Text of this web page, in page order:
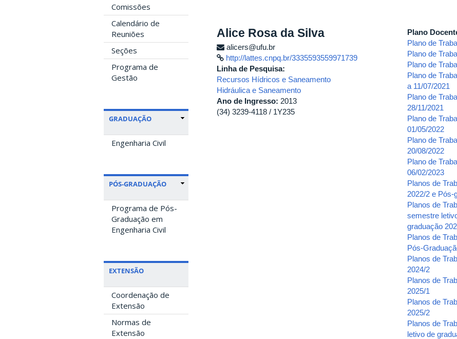
Comissões
Calendário de
Reuniões
Seções
Programa de
Gestão
GRADUAÇÃO
Engenharia Civil
PÓS-GRADUAÇÃO
Programa de Pós-
Graduação em
Engenharia Civil
EXTENSÃO
Coordenação de
Extensão
Normas de
Extensão
Alice Rosa da Silva
alicers@ufu.br
http://lattes.cnpq.br/3335593559971739
Linha de Pesquisa:
Recursos Hídricos e Saneamento
Hidráulica e Saneamento
Ano de Ingresso: 2013
(34) 3239-4118 / 1Y235
Plano
Plano de
Plano de
Plano de
Plano de
a 11/07/2021
Plano de
28/11/2021
Plano de
01/05/2022
Plano de
20/08/2022
Plano de
06/02/2023
Planos de
2022/2 e Pós-
Planos de
semestre
graduação
Planos de
Pós-
Planos de
2024/2
Planos de
2025/1
Planos de
2025/2
Planos de
letivo de